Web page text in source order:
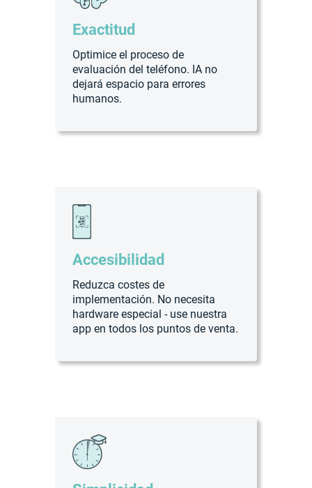
Exactitud
Optimice el proceso de
evaluación del teléfono. IA no
dejará espacio para errores
humanos.
Accesibilidad
Reduzca costes de
implementación. No necesita
hardware especial - use nuestra
app en todos los puntos de venta.